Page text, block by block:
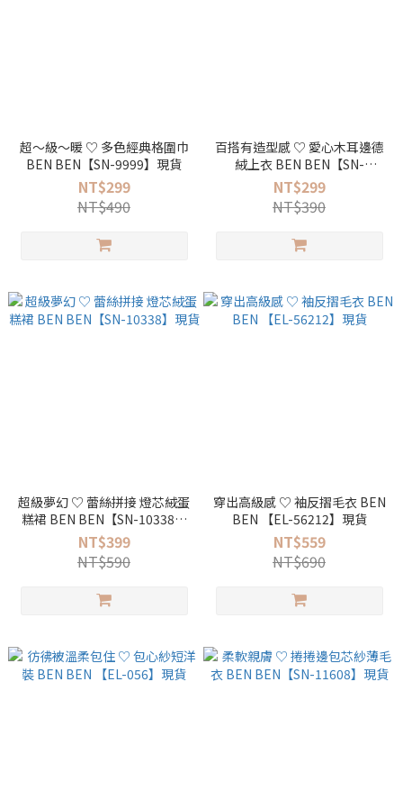
超～級～暖 ♡ 多色經典格圍巾
BEN BEN【SN-9999】現貨
NT$299
NT$490
百搭有造型感 ♡ 愛心木耳邊德
絨上衣 BEN BEN【SN-
12938】現貨
NT$299
NT$390
超級夢幻 ♡ 蕾絲拼接 燈芯絨蛋
糕裙 BEN BEN【SN-10338】
現貨
NT$399
NT$590
穿出高級感 ♡ 袖反摺毛衣 BEN
BEN 【EL-56212】現貨
NT$559
NT$690